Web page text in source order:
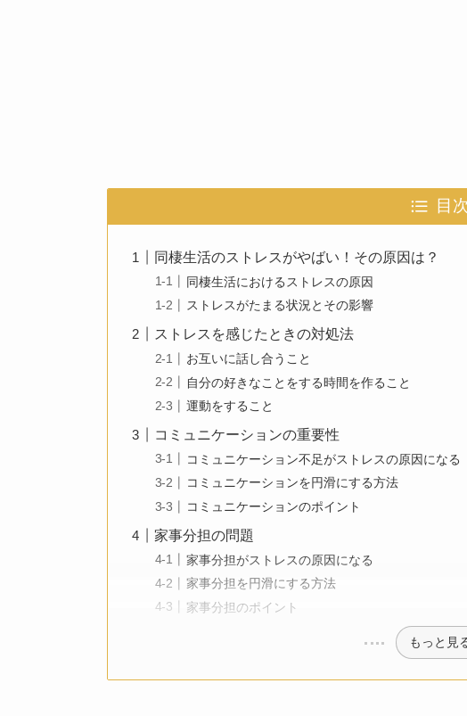
目次
同棲生活のストレスがやばい！その原因は？
同棲生活におけるストレスの原因
ストレスがたまる状況とその影響
ストレスを感じたときの対処法
お互いに話し合うこと
自分の好きなことをする時間を作ること
運動をすること
コミュニケーションの重要性
コミュニケーション不足がストレスの原因になる
コミュニケーションを円滑にする方法
コミュニケーションのポイント
家事分担の問題
家事分担がストレスの原因になる
家事分担を円滑にする方法
家事分担のポイント
もっと見